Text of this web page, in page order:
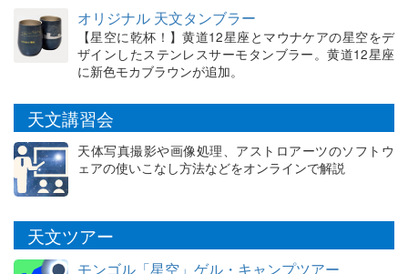
オリジナル 天文タンブラー
【星空に乾杯！】黄道12星座とマウナケアの星空をデ
ザインしたステンレスサーモタンブラー。黄道12星座
に新色モカブラウンが追加。
天文講習会
天体写真撮影や画像処理、アストロアーツのソフトウ
ェアの使いこなし方法などをオンラインで解説
天文ツアー
モンゴル「星空」ゲル・キャンプツアー